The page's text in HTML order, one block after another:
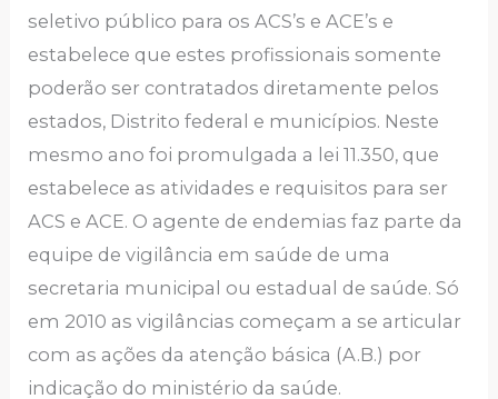
seletivo público para os ACS’s e ACE’s e
estabelece que estes profissionais somente
poderão ser contratados diretamente pelos
estados, Distrito federal e municípios. Neste
mesmo ano foi promulgada a lei 11.350, que
estabelece as atividades e requisitos para ser
ACS e ACE. O agente de endemias faz parte da
equipe de vigilância em saúde de uma
secretaria municipal ou estadual de saúde. Só
em 2010 as vigilâncias começam a se articular
com as ações da atenção básica (A.B.) por
indicação do ministério da saúde.